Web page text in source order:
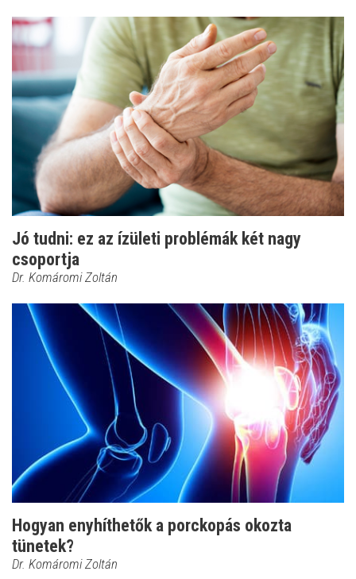
Jó tudni: ez az ízületi problémák két nagy
csoportja
Dr. Komáromi Zoltán
Hogyan enyhíthetők a porckopás okozta
tünetek?
Dr. Komáromi Zoltán